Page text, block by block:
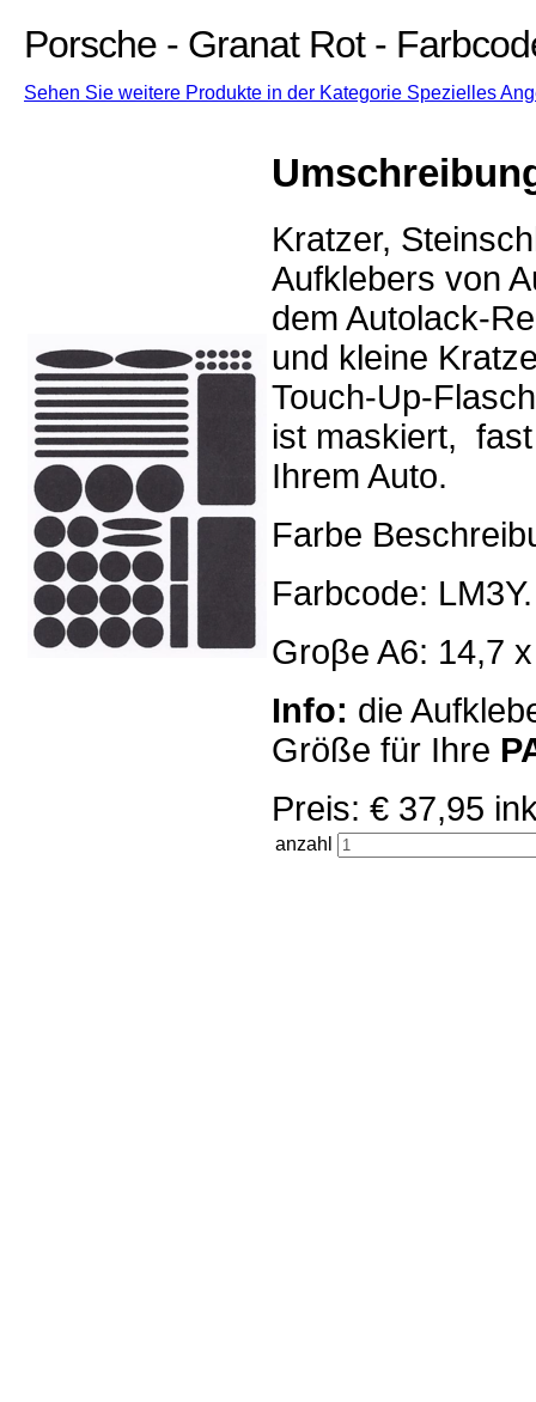
Porsche - Granat Rot -
Sehen Sie weitere Produkte in der Kategorie Spezielles
Kratzer,
Aufklebers von
dem Autolack-
und kleine
Touch-Up-
ist maskiert,
Ihrem Auto.
Farbe
Farbcode: LM3Y.
Groβe A6: 14,7
Info: die
Größe für Ihre
Preis: € 37,95
anzahl